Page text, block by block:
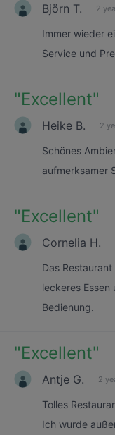
Björn T. 2
Immer wieder
Service und
"Excellent"
Heike B. 2
Schönes
aufmerksamer
"Excellent"
Cornelia H.
Das
leckeres
Bedienung.
"Excellent"
Antje G. 2
Tolles
Ich wurde